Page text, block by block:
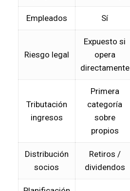
Empleados Sí
Riesgo legal
Expuesto si
opera
directamente
Tributación
ingresos
Primera
categoría
sobre
propios
Distribución
socios
Retiros /
dividendos